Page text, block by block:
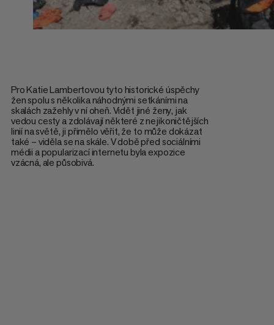
Pro Katie Lambertovou tyto historické úspěchy
žen spolu s několika náhodnými setkáními na
skalách zažehly v ní oheň. Vidět jiné ženy, jak
vedou cesty a zdolávají některé z nejikoničtějších
linií na světě, ji přimělo věřit, že to může dokázat
také – viděla se na skále. V době před sociálními
médii a popularizací internetu byla expozice
vzácná, ale působivá.